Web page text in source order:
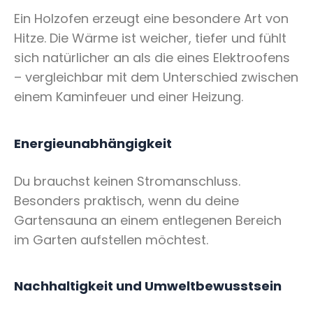
Ein Holzofen erzeugt eine besondere Art von
Hitze. Die Wärme ist weicher, tiefer und fühlt
sich natürlicher an als die eines Elektroofens
– vergleichbar mit dem Unterschied zwischen
einem Kaminfeuer und einer Heizung.
Energieunabhängigkeit
Du brauchst keinen Stromanschluss.
Besonders praktisch, wenn du deine
Gartensauna an einem entlegenen Bereich
im Garten aufstellen möchtest.
Nachhaltigkeit und Umweltbewusstsein